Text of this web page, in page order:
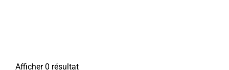
Afficher 0 résultat